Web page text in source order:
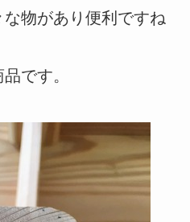
物があり便利ですね
です。